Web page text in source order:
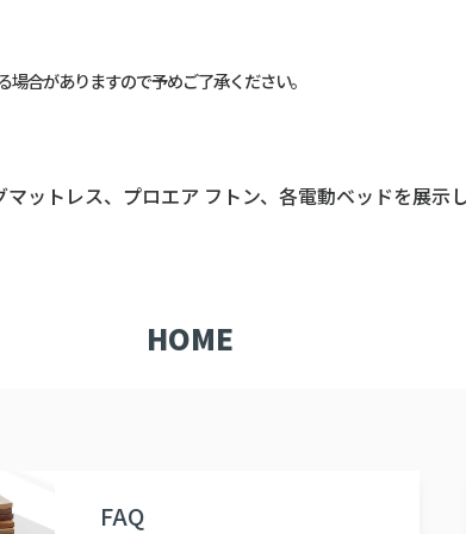
合がありますので予めご了承ください。
ットレス、プロエア フトン、各電動ベッドを展
HOME
FAQ